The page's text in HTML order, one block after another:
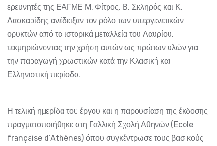
ερευνητές της ΕΑΓΜΕ Μ. Φίτρος, Β. Σκληρός και Κ.
Λασκαρίδης ανέδειξαν τον ρόλο των υπεργενετικών
ορυκτών από τα ιστορικά μεταλλεία του Λαυρίου,
τεκμηριώνοντας την χρήση αυτών ως πρώτων υλών για
την παραγωγή χρωστικών κατά την Κλασική και
Ελληνιστική περίοδο.
Η τελική ημερίδα του έργου και η παρουσίαση της έκδοσης
πραγματοποιήθηκε στη Γαλλική Σχολή Αθηνών (Ecole
française d’Athènes) όπου συγκέντρωσε τους βασικούς